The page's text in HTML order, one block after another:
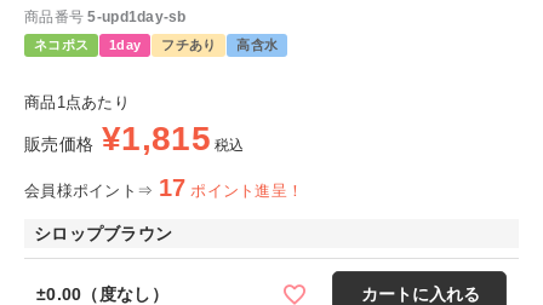
商品番号 5-upd1day-sb
ネコポス 1day フチあり 高含水
商品1点あたり
販売価格 ¥1,815 税込
会員様ポイント⇒ 17 ポイント進呈！
シロップブラウン
±0.00（度なし） カートに入れる